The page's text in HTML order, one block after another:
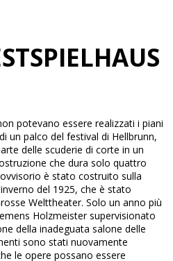
potevano essere realizzati i piani
un palco del festival di Hellbrunn,
delle scuderie di corte in un
che dura solo quattro
è stato costruito sulla
del 1925, che è stato
Welttheater. Solo un anno più
Holzmeister supervisionato
della inadeguata salone delle
sono stati nuovamente
le opere possano essere